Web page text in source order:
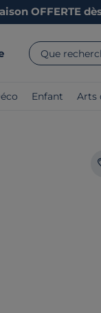
OFFERTE
Que
Enfant Arts